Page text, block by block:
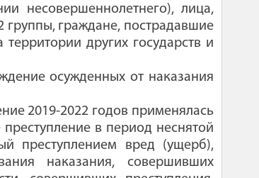
несовершеннолетнего), лица,
группы, граждане, пострадавшие
других государств и
осужденных от наказания
2019-2022 годов применялась
в период неснятой
преступлением вред (ущерб),
наказания, совершивших